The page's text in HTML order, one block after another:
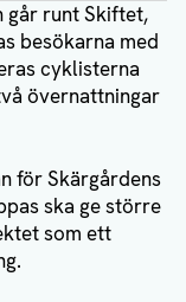
går runt Skiftet,
besökarna med
cyklisterna
övernattningar
för Skärgårdens
ska ge större
som ett